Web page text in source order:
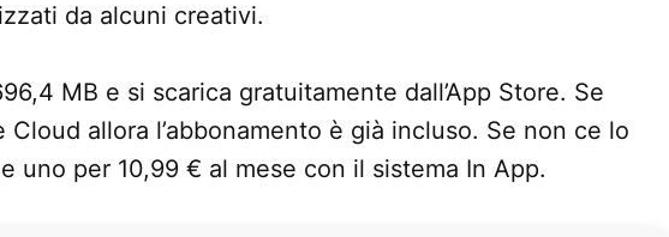
da alcuni creativi.
MB e si scarica gratuitamente dall’App Store. Se
allora l’abbonamento è già incluso. Se non ce lo
uno per 10,99 € al mese con il sistema In App.